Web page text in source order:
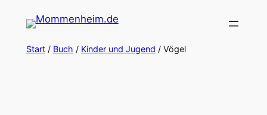
Inhalt
springen
Start/ Buch / Kinder und Jugend / Vögel